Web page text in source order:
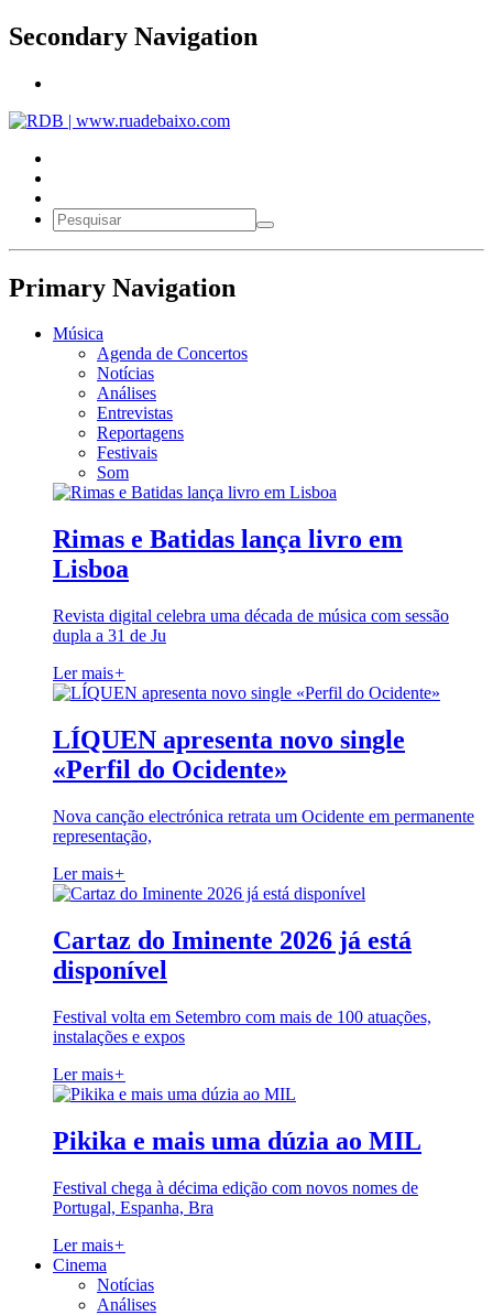
Secondary Navigation
Primary Navigation
Música
Agenda de Concertos
Notícias
Análises
Entrevistas
Reportagens
Festivais
Som
Rimas e Batidas lança livro em
Lisboa
Revista digital celebra uma década de música com sessão
dupla a 31 de Ju
Ler mais+
LÍQUEN apresenta novo single
«Perfil do Ocidente»
Nova canção electrónica retrata um Ocidente em permanente
representação,
Ler mais+
Cartaz do Iminente 2026 já está
disponível
Festival volta em Setembro com mais de 100 atuações,
instalações e expos
Ler mais+
Pikika e mais uma dúzia ao MIL
Festival chega à décima edição com novos nomes de
Portugal, Espanha, Bra
Ler mais+
Cinema
Notícias
Análises